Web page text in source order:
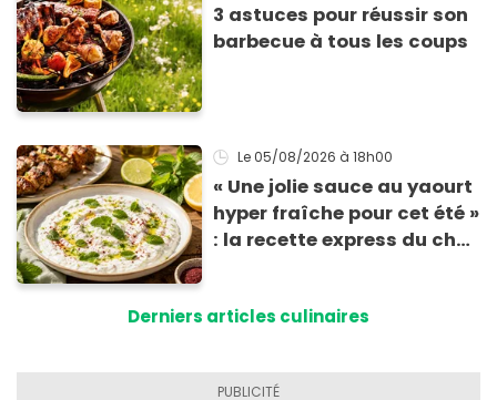
3 astuces pour réussir son
barbecue à tous les coups
Le 05/08/2026 à 18h00
« Une jolie sauce au yaourt
hyper fraîche pour cet été »
: la recette express du chef
grillades
Derniers articles culinaires